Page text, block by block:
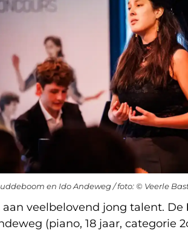
en Ido Andeweg / foto: © Veerle
veelbelovend jong talent. De
(piano, 18 jaar, categorie